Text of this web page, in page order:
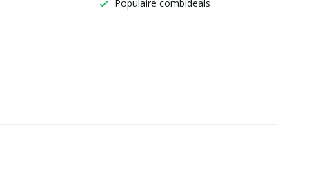
Populaire combideals